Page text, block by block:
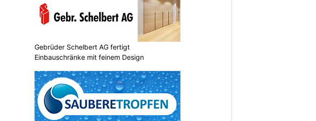
Gebrüder Schelbert AG fertigt
Einbauschränke mit feinem Design